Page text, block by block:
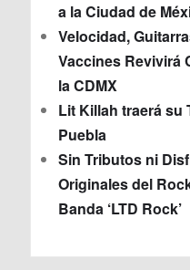
a la Ciudad de
Velocidad,
Vaccines Revivirá
la CDMX
Lit Killah traerá su
Puebla
Sin Tributos ni
Originales del
Banda ‘LTD Rock’